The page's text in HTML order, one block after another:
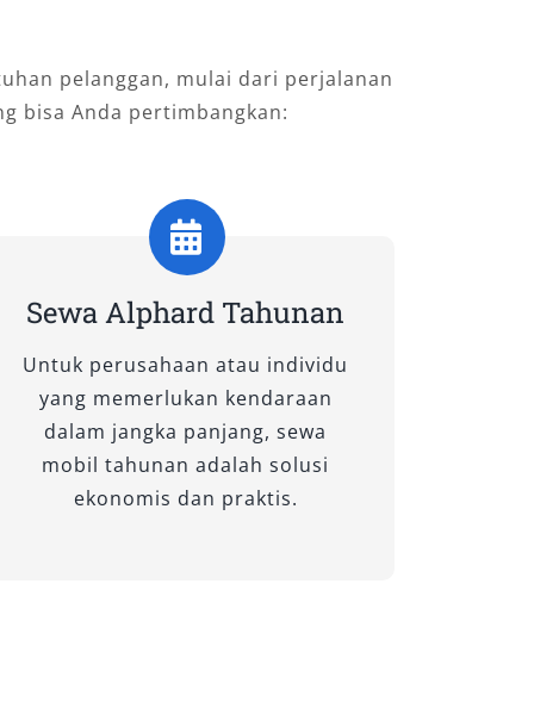
pelanggan, mulai dari perjalanan
bisa Anda pertimbangkan:
Sewa Alphard Tahunan
Untuk perusahaan atau individu
yang memerlukan kendaraan
dalam jangka panjang, sewa
mobil tahunan adalah solusi
ekonomis dan praktis.